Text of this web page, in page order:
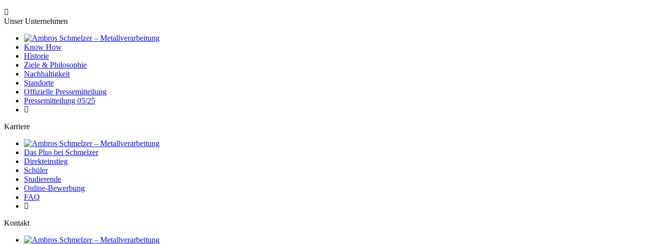
Unser Unternehmen
Know How
Historie
Ziele & Philosophie
Nachhaltigkeit
Standorte
Offizielle Pressemitteilung
Pressemitteilung 05/25
Karriere
Das Plus bei Schmelzer
Direkteinstieg
Schüler
Studierende
Online-Bewerbung
FAQ
Kontakt